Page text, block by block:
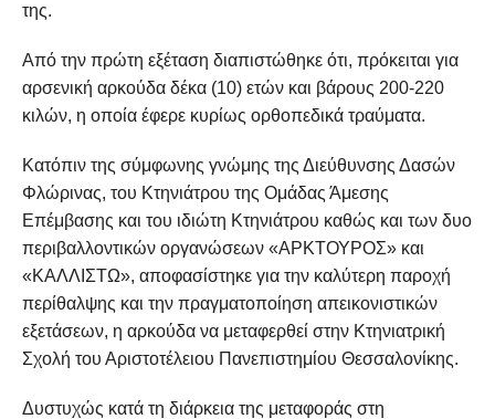
της.
Από την πρώτη εξέταση διαπιστώθηκε ότι, πρόκειται για
αρσενική αρκούδα δέκα (10) ετών και βάρους 200-220
κιλών, η οποία έφερε κυρίως ορθοπεδικά τραύματα.
Κατόπιν της σύμφωνης γνώμης της Διεύθυνσης Δασών
Φλώρινας, του Κτηνιάτρου της Ομάδας Άμεσης
Επέμβασης και του ιδιώτη Κτηνιάτρου καθώς και των δυο
περιβαλλοντικών οργανώσεων «ΑΡΚΤΟΥΡΟΣ» και
«ΚΑΛΛΙΣΤΩ», αποφασίστηκε για την καλύτερη παροχή
περίθαλψης και την πραγματοποίηση απεικονιστικών
εξετάσεων, η αρκούδα να μεταφερθεί στην Κτηνιατρική
Σχολή του Αριστοτέλειου Πανεπιστημίου Θεσσαλονίκης.
Δυστυχώς κατά τη διάρκεια της μεταφοράς στη